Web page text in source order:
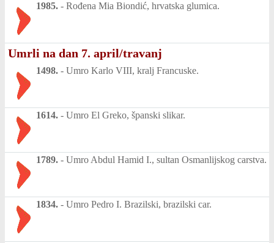
1985. - Rođena Mia Biondić, hrvatska glumica.
Umrli na dan 7. april/travanj
1498. - Umro Karlo VIII, kralj Francuske.
1614. - Umro El Greko, španski slikar.
1789. - Umro Abdul Hamid I., sultan Osmanlijskog carstva.
1834. - Umro Pedro I. Brazilski, brazilski car.